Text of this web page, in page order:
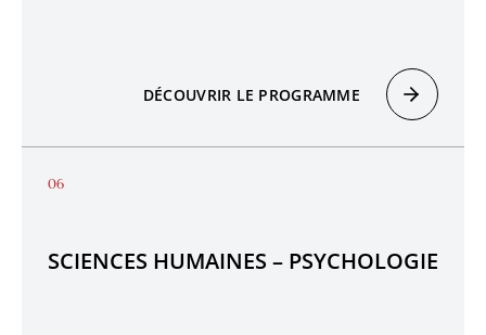
DÉCOUVRIR LE PROGRAMME
SCIENCES HUMAINES – PSYCHOLOGIE